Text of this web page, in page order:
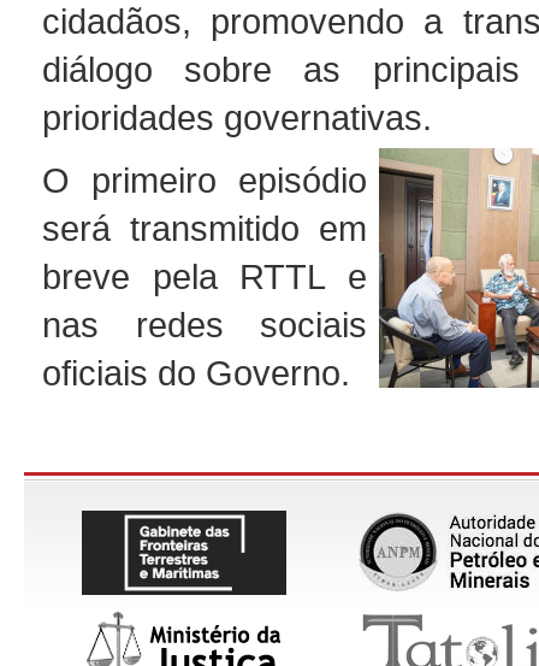
cidadãos, promovendo a
diálogo sobre as
prioridades governativas.
O primeiro episódio
será transmitido em
breve pela RTTL e
nas redes sociais
oficiais do Governo.